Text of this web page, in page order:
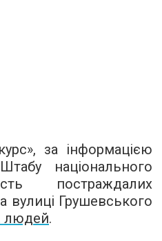
за інформацією
національного
постраждалих
вулиці Грушевського
людей.